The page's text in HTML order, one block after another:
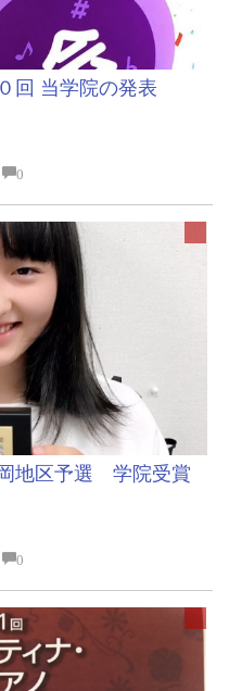
回 当学院の発表
0
地区予選 学院受賞
0